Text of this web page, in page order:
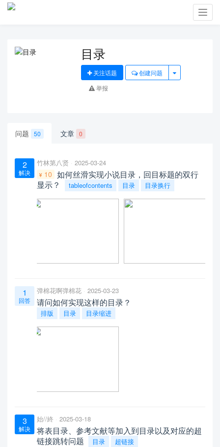
目录
关注话题
创建问题
举报
问题 50 文章 0
2
解决
竹林第八贤 2025-03-24
10 如何丝滑实现小说目录，回目标题的双行
显示？
tableofcontents 目录 目录换行
1
回答
弹棉花啊弹棉花 2025-03-23
请问如何实现这样的目录？
排版 目录 目录缩进
3
解决
始//終 2025-03-18
将表目录、参考文献等加入到目录以及对应的超
链接跳转问题
目录 超链接